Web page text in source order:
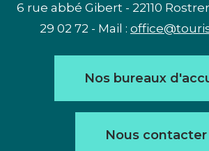
6 rue abbé Gibert - 22110
29 02 72 - Mail :
Nos bureaux
Nous contacter